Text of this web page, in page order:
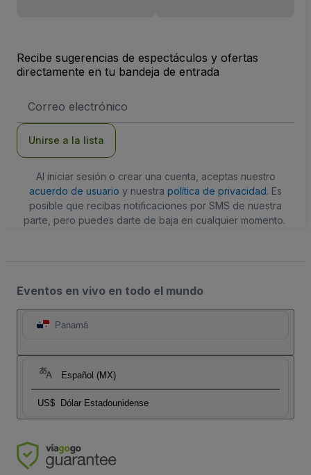
Recibe sugerencias de espectáculos y ofertas
directamente en tu bandeja de entrada
de
Unirse a la lista
Al iniciar sesión o crear una cuenta, aceptas nuestro
acuerdo de usuario y nuestra política de privacidad. Es
posible que recibas notificaciones por SMS de nuestra
parte, pero puedes darte de baja en cualquier momento.
Eventos en vivo en todo el mundo
Panamá
Español (MX)
US$ Dólar Estadounidense